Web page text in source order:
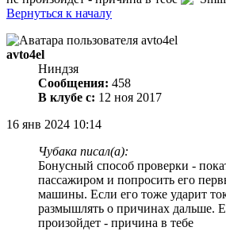
Вернуться к началу
avto4el
Ниндзя
Сообщения: 458
В клубе с: 12 ноя 2017
16 янв 2024 10:14
Чубака писал(а):
Бонусный способ проверки -
пассажиром и попросить его
машины. Если его тоже ударит
размышлять о причинах дальше.
произойдет - причина в тебе